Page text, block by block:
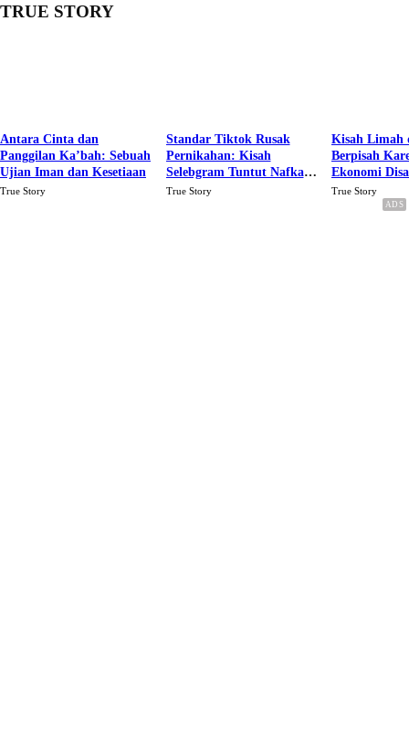
TRUE STORY
Antara Cinta dan
Panggilan Ka’bah: Sebuah
Ujian Iman dan Kesetiaan
True Story
Standar Tiktok Rusak
Pernikahan: Kisah
Selebgram Tuntut Nafkah
Rp.15 Juta Perbulan
True Story
Kisah Limah
Berpisah
Ekonomi
Karena Cinta
True Story